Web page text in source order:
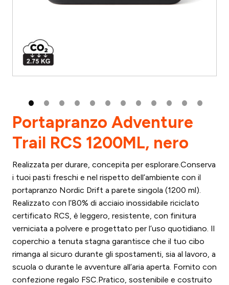
Portapranzo Adventure
Trail RCS 1200ML, nero
Realizzata per durare, concepita per esplorare.Conserva
i tuoi pasti freschi e nel rispetto dell’ambiente con il
portapranzo Nordic Drift a parete singola (1200 ml).
Realizzato con l’80% di acciaio inossidabile riciclato
certificato RCS, è leggero, resistente, con finitura
verniciata a polvere e progettato per l’uso quotidiano. Il
coperchio a tenuta stagna garantisce che il tuo cibo
rimanga al sicuro durante gli spostamenti, sia al lavoro, a
scuola o durante le avventure all’aria aperta. Fornito con
confezione regalo FSC.Pratico, sostenibile e costruito